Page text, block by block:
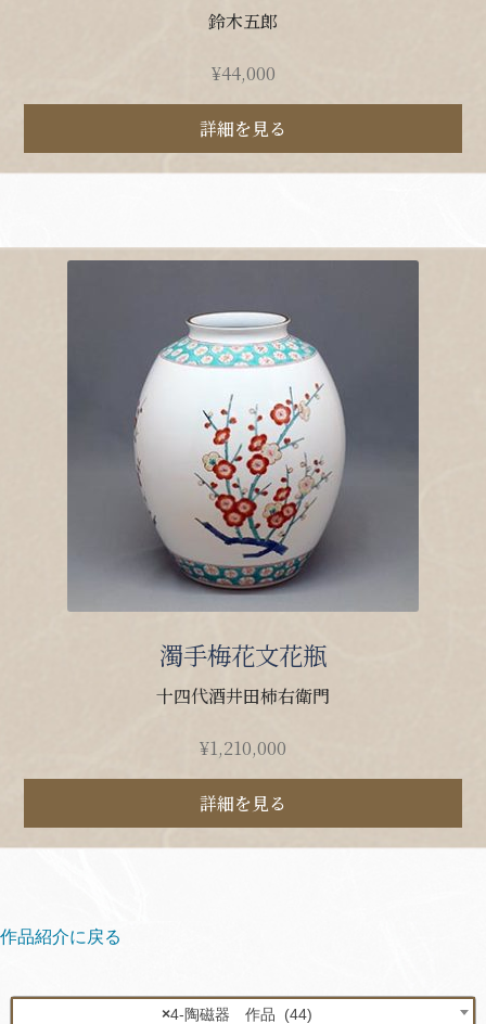
鈴木五郎
¥44,000
詳細を見る
濁手梅花文花瓶
十四代酒井田柿右衛門
¥1,210,000
詳細を見る
作品紹介に戻る
×4-陶磁器 作品 (44)